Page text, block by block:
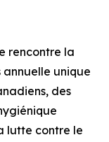
rencontre la
unique
des
lutte contre le